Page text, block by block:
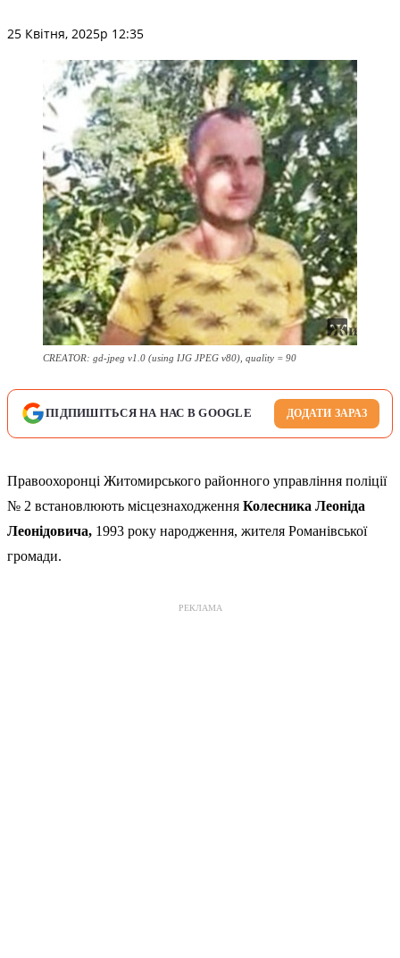
25 Квітня, 2025р 12:35
CREATOR: gd-jpeg v1.0 (using IJG JPEG v80), quality = 90
ПІДПИШІТЬСЯ НА НАС В GOOGLE ДОДАТИ ЗАРАЗ
Правоохоронці Житомирського районного управління поліції
№ 2 встановлюють місцезнаходження Колесника Леоніда
Леонідовича, 1993 року народження, жителя Романівської
громади.
РЕКЛАМА